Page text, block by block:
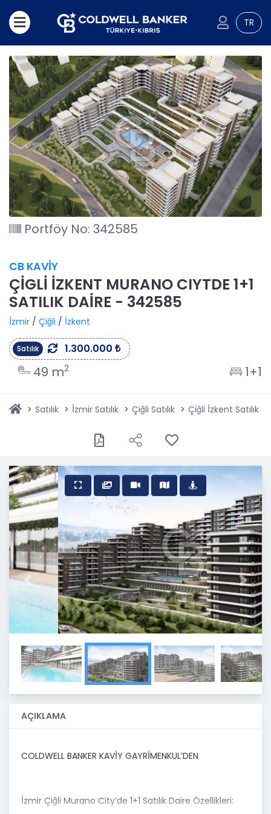
TR
Portföy No: 342585
CB KAVİY
ÇİGLİ İZKENT MURANO CIYTDE 1+1
SATILIK DAİRE - 342585
İzmir / Çiğli / İzkent
Satılık 1.300.000 ₺
49 m2 1+1
Satılık İzmir Satılık Çiğli Satılık Çiğli İzkent Satılık
Previous Next
AÇIKLAMA
COLDWELL BANKER KAVİY GAYRİMENKUL’DEN
İzmir Çiğli Murano City’de 1+1 Satılık Daire Özellikleri: